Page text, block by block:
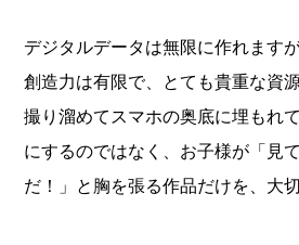
デジタルデータは無限に作れます
創造力は有限で、とても貴重な資
撮り溜めてスマホの奥底に埋もれ
にするのではなく、お子様が「見
だ！」と胸を張る作品だけを、大